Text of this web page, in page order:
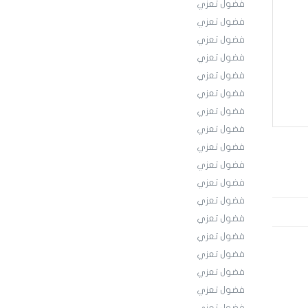
فضول تعزي
فضول تعزي
فضول تعزي
فضول تعزي
فضول تعزي
فضول تعزي
فضول تعزي
فضول تعزي
فضول تعزي
فضول تعزي
فضول تعزي
فضول تعزي
فضول تعزي
فضول تعزي
فضول تعزي
فضول تعزي
فضول تعزي